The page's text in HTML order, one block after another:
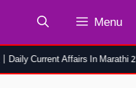
Menu
Current Affairs In Marathi 27